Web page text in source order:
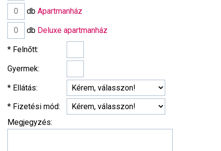
db Apartmanház
db Deluxe apartmanház
* Felnőtt:
Gyermek:
* Ellátás:
* Fizetési mód:
Megjegyzés: